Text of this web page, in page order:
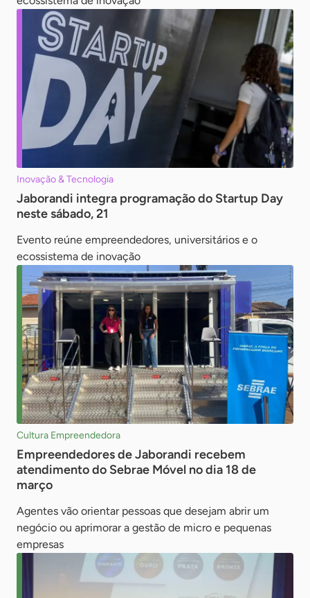
Inovação & Tecnologia
Jaborandi integra programação do Startup Day
neste sábado, 21
Evento reúne empreendedores, universitários e o
ecossistema de inovação
Cultura Empreendedora
Empreendedores de Jaborandi recebem
atendimento do Sebrae Móvel no dia 18 de
março
Agentes vão orientar pessoas que desejam abrir um
negócio ou aprimorar a gestão de micro e pequenas
empresas